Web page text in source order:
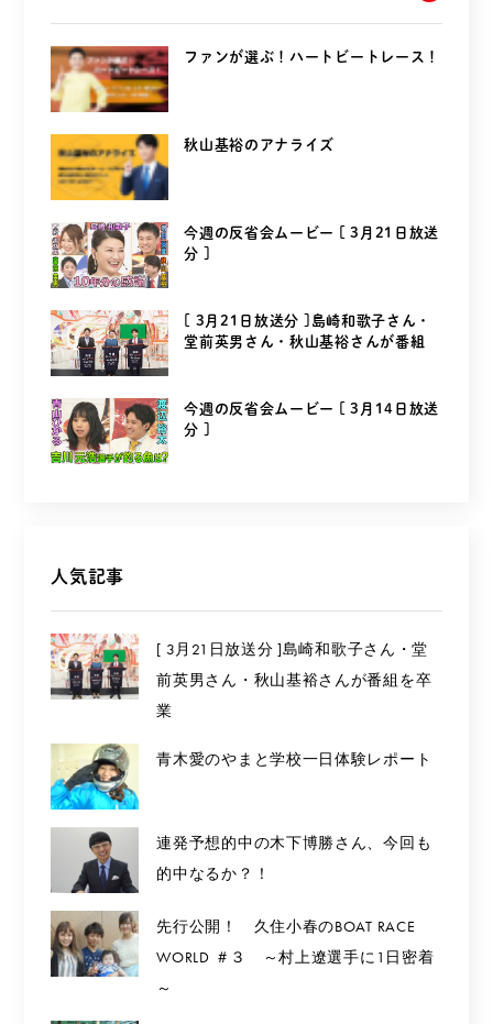
ファンが選ぶ！ハートビートレース！
秋山基裕のアナライズ
今週の反省会ムービー [ 3月21日放送
分 ]
[ 3月21日放送分 ]島崎和歌子さん・
堂前英男さん・秋山基裕さんが番組
今週の反省会ムービー [ 3月14日放送
分 ]
人気記事
[ 3月21日放送分 ]島崎和歌子さん・堂
前英男さん・秋山基裕さんが番組を卒
業
青木愛のやまと学校一日体験レポート
連発予想的中の木下博勝さん、今回も
的中なるか？！
先行公開！ 久住小春のBOAT RACE
WORLD ＃３ ～村上遼選手に1日密着
～